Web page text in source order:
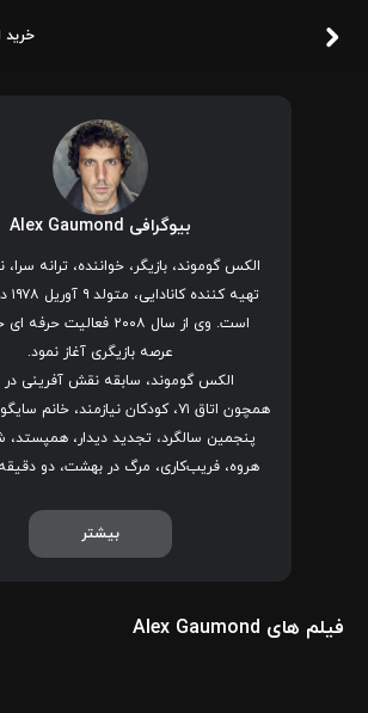
خرید
بیوگرافی Alex Gaumond
الکس گوموند، بازیگر، خواننده، ترانه
است. وی از سال ۲۰۰۸ فعالیت
عرصه بازیگری آغاز نمود.
الکس گوموند، سابقه نقش آفرینی در
همچون اتاق ۷۱، کودکان نیازمند،
پنجمین سالگرد، تجدید دیدار، همپستد،
هروه، فریب‌کاری، مرگ در بهشت، دو
بیشتر
فیلم های Alex Gaumond